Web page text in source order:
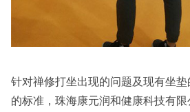
针对禅修打坐出现的问题及现有坐
的标准，珠海康元润和健康科技有